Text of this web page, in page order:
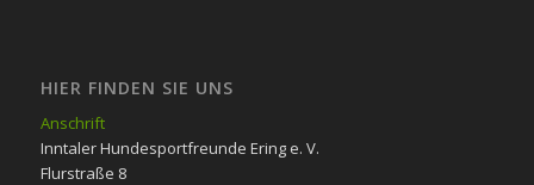
HIER FINDEN SIE UNS
Anschrift
Inntaler Hundesportfreunde Ering e. V.
Flurstraße 8